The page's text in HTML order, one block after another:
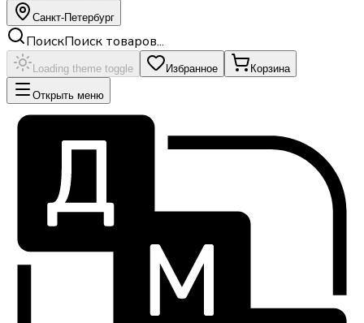
Санкт-Петербург
ПоискПоиск товаров...
Loading theme toggle Избранное Корзина
Открыть меню